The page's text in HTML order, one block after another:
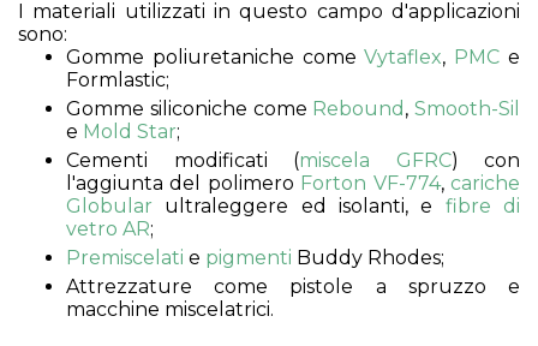
I materiali utilizzati in questo campo d'applicazioni
sono:
Gomme poliuretaniche comeVytaflex, PMC e
Formlastic;
Gomme siliconiche come Rebound , Smooth-Sil
e Mold Star;
Cementi modificati (miscela GFRC) con
l'aggiunta del polimero Forton VF-774,cariche
Globular ultraleggere ed isolanti, e fibre di
vetro AR;
Premiscelati e pigmenti Buddy Rhodes;
Attrezzature come pistole a spruzzo e
macchine miscelatrici.